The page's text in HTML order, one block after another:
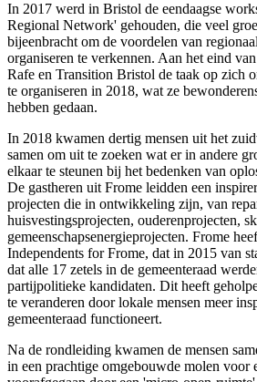
In 2017 werd in Bristol de eendaagse
Regional Network' gehouden, die veel
bijeenbracht om de voordelen van
organiseren te verkennen. Aan het eind
Rafe en Transition Bristol de taak op zich
te organiseren in 2018, wat ze
hebben gedaan.
In 2018 kwamen dertig mensen uit het
samen om uit te zoeken wat er in andere
elkaar te steunen bij het bedenken van
De gastheren uit Frome leidden een
projecten die in ontwikkeling zijn, van
huisvestingsprojecten, ouderenprojecten,
gemeenschapsenergieprojecten. Frome
Independents for Frome, dat in 2015 van
dat alle 17 zetels in de gemeenteraad
partijpolitieke kandidaten. Dit heeft
te veranderen door lokale mensen meer
gemeenteraad functioneert.
Na de rondleiding kwamen de mensen
in een prachtige omgebouwde molen voor